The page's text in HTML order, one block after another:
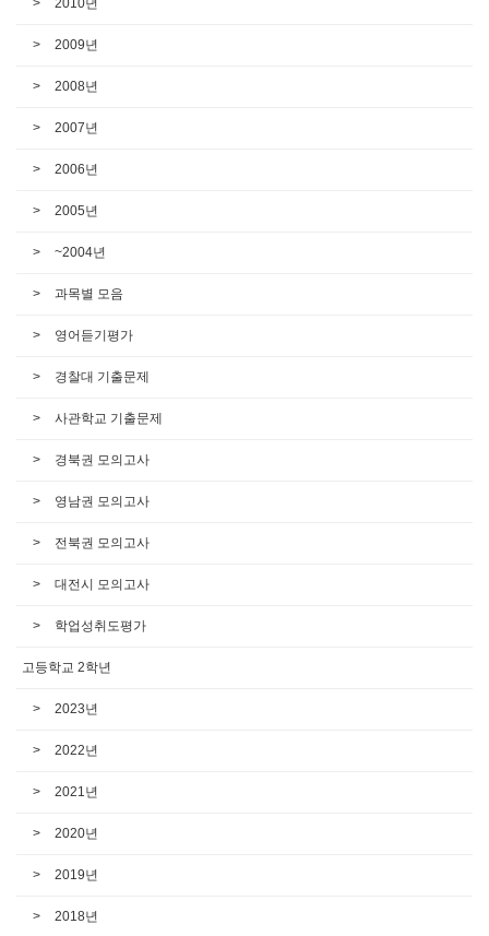
2010년
2009년
2008년
2007년
2006년
2005년
~2004년
과목별 모음
영어듣기평가
경찰대 기출문제
사관학교 기출문제
경북권 모의고사
영남권 모의고사
전북권 모의고사
대전시 모의고사
학업성취도평가
고등학교 2학년
2023년
2022년
2021년
2020년
2019년
2018년